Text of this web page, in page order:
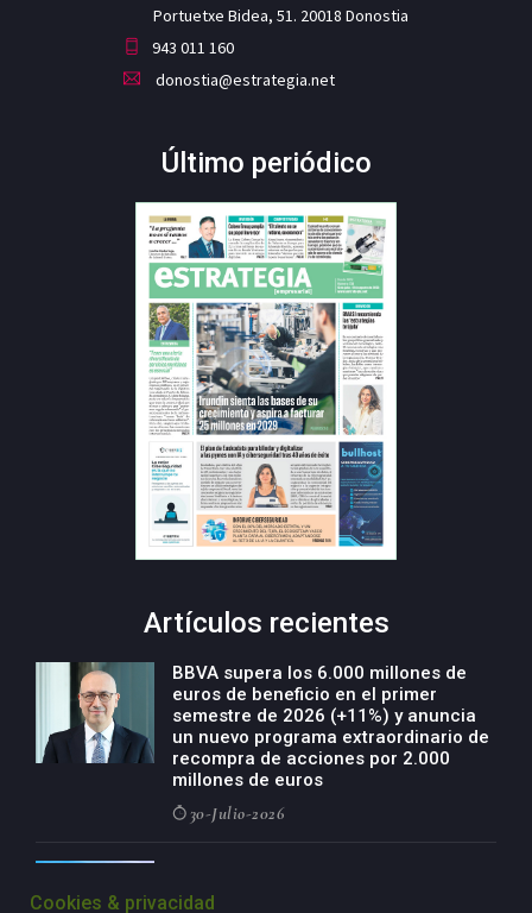
Portuetxe Bidea, 51. 20018 Donostia
943 011 160
donostia@estrategia.net
Último periódico
Artículos recientes
BBVA supera los 6.000 millones de
euros de beneficio en el primer
semestre de 2026 (+11%) y anuncia
un nuevo programa extraordinario de
recompra de acciones por 2.000
millones de euros
30-Julio-2026
negocio agro con un modelo global
Cookies & privacidad